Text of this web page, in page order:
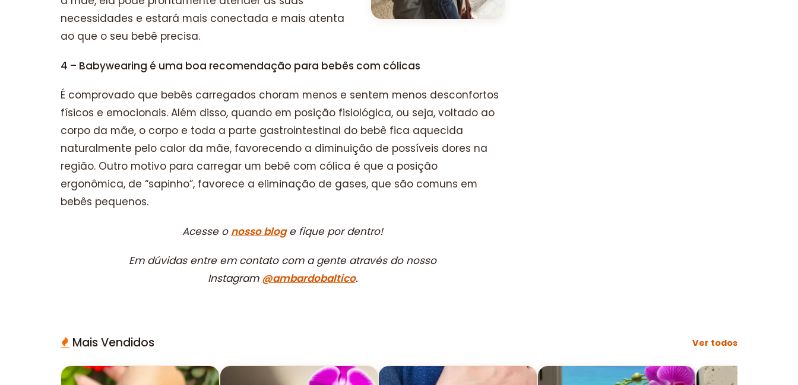
necessidades e estará mais conectada e mais atenta
ao que o seu bebê precisa.
4 – Babywearing é uma boa recomendação para bebês com cólicas
É comprovado que bebês carregados choram menos e sentem menos desconfortos
físicos e emocionais. Além disso, quando em posição fisiológica, ou seja, voltado ao
corpo da mãe, o corpo e toda a parte gastro­intestinal do bebê fica aquecida
naturalmente pelo calor da mãe, favorecendo a diminuição de possíveis dores na
região. Outro motivo para carregar um bebê com cólica é que a posição
ergonômica, de “sapinho”, favorece a eliminação de gases, que são comuns em
bebês pequenos.
Acesse o nosso bloge fique por dentro!
Em dúvidas entre em contato com a gente através do nosso
Instagram @ambardobaltico.
Mais Vendidos Ver todos